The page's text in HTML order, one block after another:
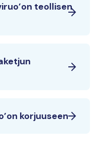
teollisen
korjuuseen